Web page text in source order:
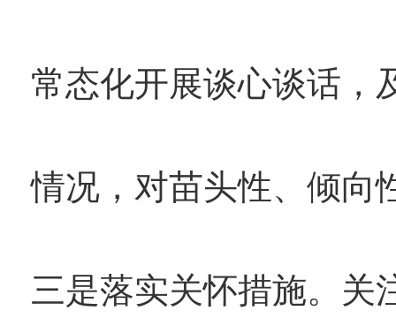
常态化开展谈心谈话，
情况，对苗头性、倾向
三是落实关怀措施。关